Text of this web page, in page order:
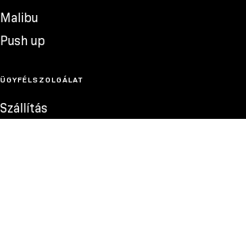
Malibu
Push up
ÜGYFÉLSZOLGÁLAT
Szállítás